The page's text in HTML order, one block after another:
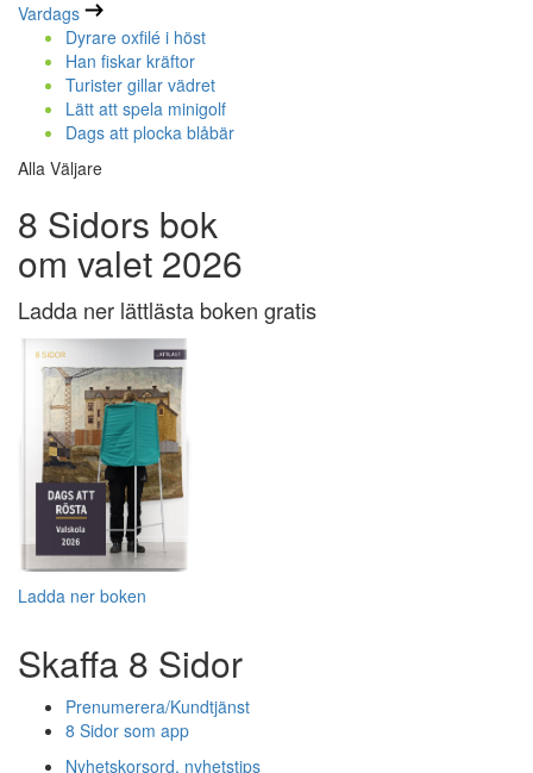
Vardags
Dyrare oxfilé i höst
Han fiskar kräftor
Turister gillar vädret
Lätt att spela minigolf
Dags att plocka blåbär
Alla Väljare
8 Sidors bok
om valet 2026
Ladda ner lättlästa boken gratis
Ladda ner boken
Skaffa 8 Sidor
Prenumerera/Kundtjänst
8 Sidor som app
Nyhetskorsord, nyhetstips